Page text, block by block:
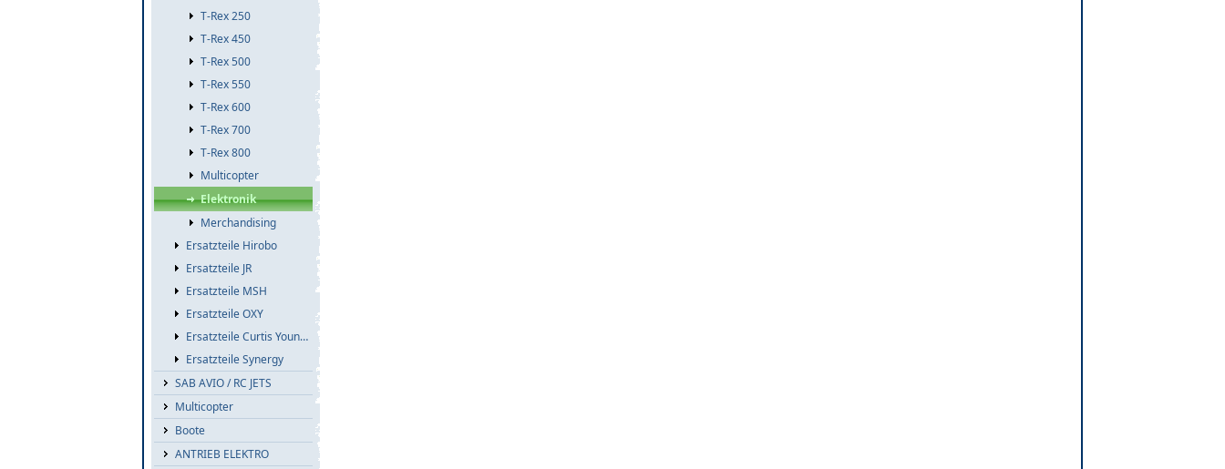
T-Rex 250
T-Rex 450
T-Rex 500
T-Rex 550
T-Rex 600
T-Rex 700
T-Rex 800
Multicopter
Elektronik
Merchandising
Ersatzteile Hirobo
Ersatzteile JR
Ersatzteile MSH
Ersatzteile OXY
Ersatzteile Curtis Youngblood
Ersatzteile Synergy
SAB AVIO / RC JETS
Multicopter
Boote
ANTRIEB ELEKTRO